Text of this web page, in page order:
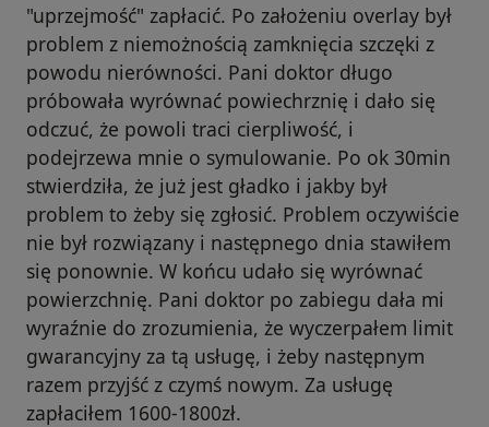
"uprzejmość" zapłacić. Po założeniu overlay był
problem z niemożnością zamknięcia szczęki z
powodu nierówności. Pani doktor długo
próbowała wyrównać powiechrznię i dało się
odczuć, że powoli traci cierpliwość, i
podejrzewa mnie o symulowanie. Po ok 30min
stwierdziła, że już jest gładko i jakby był
problem to żeby się zgłosić. Problem oczywiście
nie był rozwiązany i następnego dnia stawiłem
się ponownie. W końcu udało się wyrównać
powierzchnię. Pani doktor po zabiegu dała mi
wyraźnie do zrozumienia, że wyczerpałem limit
gwarancyjny za tą usługę, i żeby następnym
razem przyjść z czymś nowym. Za usługę
zapłaciłem 1600-1800zł.